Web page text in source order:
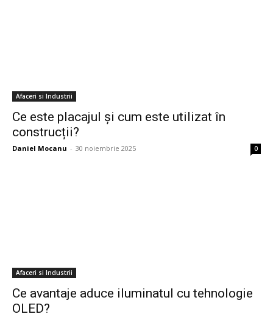
Afaceri si Industrii
Ce este placajul și cum este utilizat în
construcții?
Daniel Mocanu - 30 noiembrie 2025 0
Afaceri si Industrii
Ce avantaje aduce iluminatul cu tehnologie
OLED?